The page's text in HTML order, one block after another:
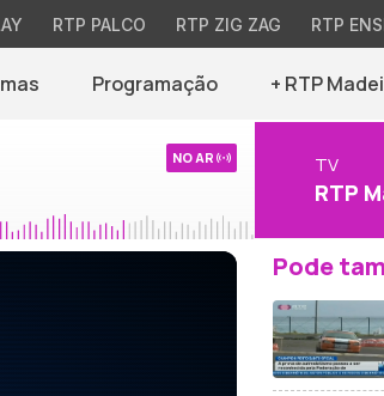
RTP PALCO RTP ZIG ZAG RTP
Programação + RTP
NO AR TV
RTP
Pode